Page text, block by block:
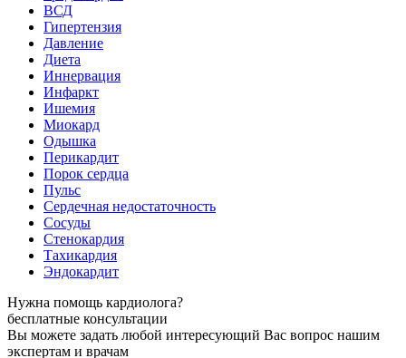
ВСД
Гипертензия
Давление
Диета
Иннервация
Инфаркт
Ишемия
Миокард
Одышка
Перикардит
Порок сердца
Пульс
Сердечная недостаточность
Сосуды
Стенокардия
Тахикардия
Эндокардит
Нужна помощь кардиолога?
бесплатные консультации
Вы можете задать любой интересующий Вас вопрос нашим
экспертам и врачам